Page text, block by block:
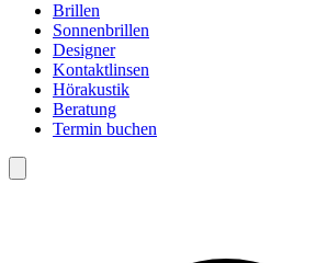
Brillen
Sonnenbrillen
Designer
Kontaktlinsen
Hörakustik
Beratung
Termin buchen